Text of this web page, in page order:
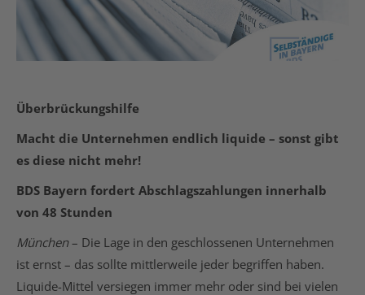
Überbrückungshilfe
Macht die Unternehmen endlich liquide – sonst gibt
es diese nicht mehr!
BDS Bayern fordert Abschlagszahlungen innerhalb
von 48 Stunden
München– Die Lage in den geschlossenen Unternehmen
ist ernst – das sollte mittlerweile jeder begriffen haben.
Liquide-Mittel versiegen immer mehr oder sind bei vielen